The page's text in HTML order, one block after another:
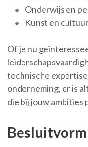
Onderwijs en
Kunst en cultuur
Of je nu
technische
onderneming, er is
die bij jouw ambities